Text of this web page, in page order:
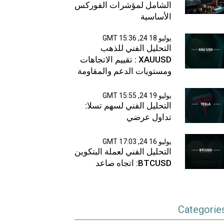
الشامل لمؤشرات الفوركس
الأساسية
يوليو 18 24, 15:36 GMT
التحليل الفني للذهب
XAUUSD : تقييم الاتجاهات
ومستويات الدعم والمقاومة
يوليو 19 24, 15:55 GMT
التحليل الفني لسهم تسلا:
تداول عرضي
يوليو 16 24, 17:03 GMT
التحليل الفني لعملة البتكوين
BTCUSD: اتجاه صاعد